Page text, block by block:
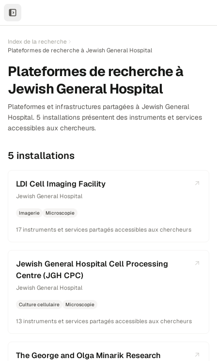
Index de la recherche
Plateformes de recherche à Jewish General Hospital
Plateformes de recherche à
Jewish General Hospital
Plateformes et infrastructures partagées à Jewish General
Hospital. 5 installations présentent des instruments et services
accessibles aux chercheurs.
5 installations
LDI Cell Imaging Facility
Jewish General Hospital
Imagerie Microscopie
17 instruments et services partagés accessibles aux chercheurs
Jewish General Hospital Cell Processing
Centre (JGH CPC)
Jewish General Hospital
Culture cellulaire Microscopie
13 instruments et services partagés accessibles aux chercheurs
The George and Olga Minarik Research